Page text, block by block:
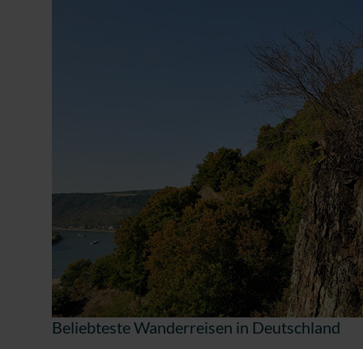
Beliebteste Wanderreisen in Deutschland